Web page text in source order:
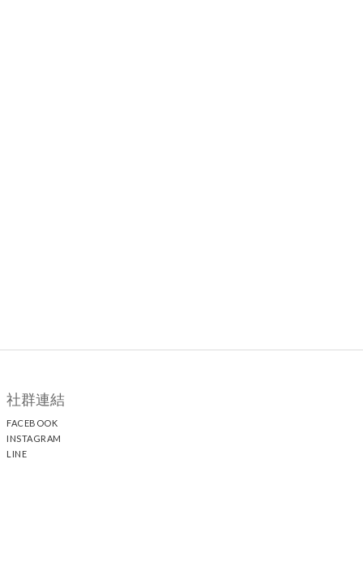
社群連結
FACEBOOK
INSTAGRAM
LINE